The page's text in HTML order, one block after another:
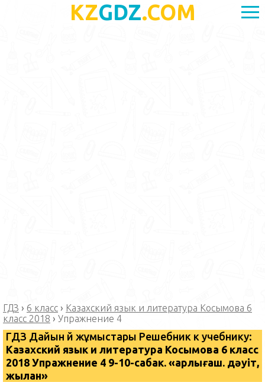
KZGDZ.COM
ГДЗ › 6 класс › Казахский язык и литература Косымова 6
класс 2018 › Упражнение 4
ГДЗ Дайын үй жұмыстары Решебник к учебнику:
Казахский язык и литература Косымова 6 класс
2018 Упражнение 4 9-10-сабак. «Қарлығаш. дәуіт,
жылан»